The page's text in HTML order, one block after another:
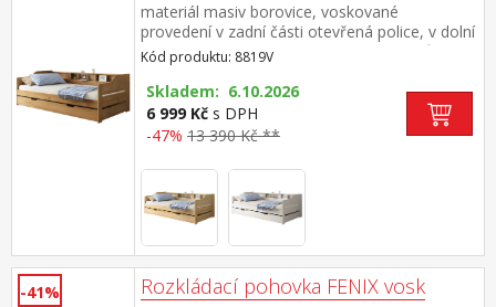
materiál masiv borovice, voskované
provedení v zadní části otevřená police, v dolní
části výsuvná přistýlka cena včetně roštů
(dřevěné laťkové), matrace nejsou v
ceně doporučená výška matrace pro přistýlku
10 cm doporučený rozměr matrací 90 × 200
cm
Kód produktu: 8819V
Skladem: 6.10.2026
6 999 Kč s DPH
-47% 13 390 Kč **
-41% Rozkládací pohovka FENIX vosk